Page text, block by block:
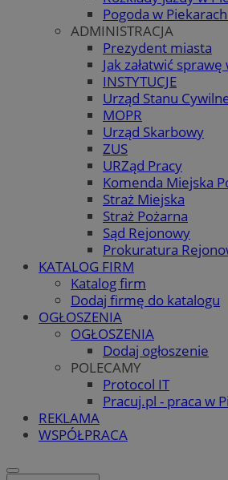
Pogoda w
ADMINISTRACJA
Prezydent miasta
Jak załatwić
INSTYTUCJE
Urząd Stanu
MOPR
Urząd Skarbowy
ZUS
URZąd Pracy
Komenda Miejska
Straż Miejska
Straż Pożarna
Sąd Rejonowy
Prokuratura
KATALOG FIRM
Katalog firm
Dodaj firmę do katalogu
OGŁOSZENIA
OGŁOSZENIA
Dodaj ogłoszenie
POLECAMY
Protocol IT
Pracuj.pl - praca w
REKLAMA
WSPÓŁPRACA